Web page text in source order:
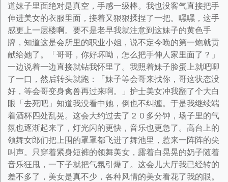
道妹子里面绝对是真空，手感一级棒。我也没客气直接把手
伸进美女的衣服里面，接着又狠狠揉捏了一把。嘿嘿，这手
感更上一层楼啊。要不是老早我就注意到这妹子的黄色手
牌，知道这是会所里的职业小姐，说不定今晚的第一炮就贡
献给她了。「哥哥，你好坏呦，怎么把手伸人家里面了？」
一边说着一边直接就钻我怀里了。我照着妹子脸蛋上就吧唧
了一口，然后转头就跑：「妹子等会哥来找你，哥这状态没
好，等会哥变身禽兽再过来啊。」护士美女冲我翻了个大白
眼「去死吧」知道我没看中她，倒也不纠缠。于是我继续端
着酒杯四处乱晃。这会大约过去了２０多分钟，场子里的气
氛也逐渐起来了，灯光闪的更快，音乐也更急了。高台上的
领舞女郎们把上围的罩罩都飞进了舞池里，惹来一阵阵的尖
叫声。只穿着紧身短裤的领舞美女，露着白晃晃的奶子随着
音乐狂甩，一下子就把气氛引爆了。这会儿大厅我已经转的
差不多了，美女是真不少，各种风情的美女看花了我的眼。